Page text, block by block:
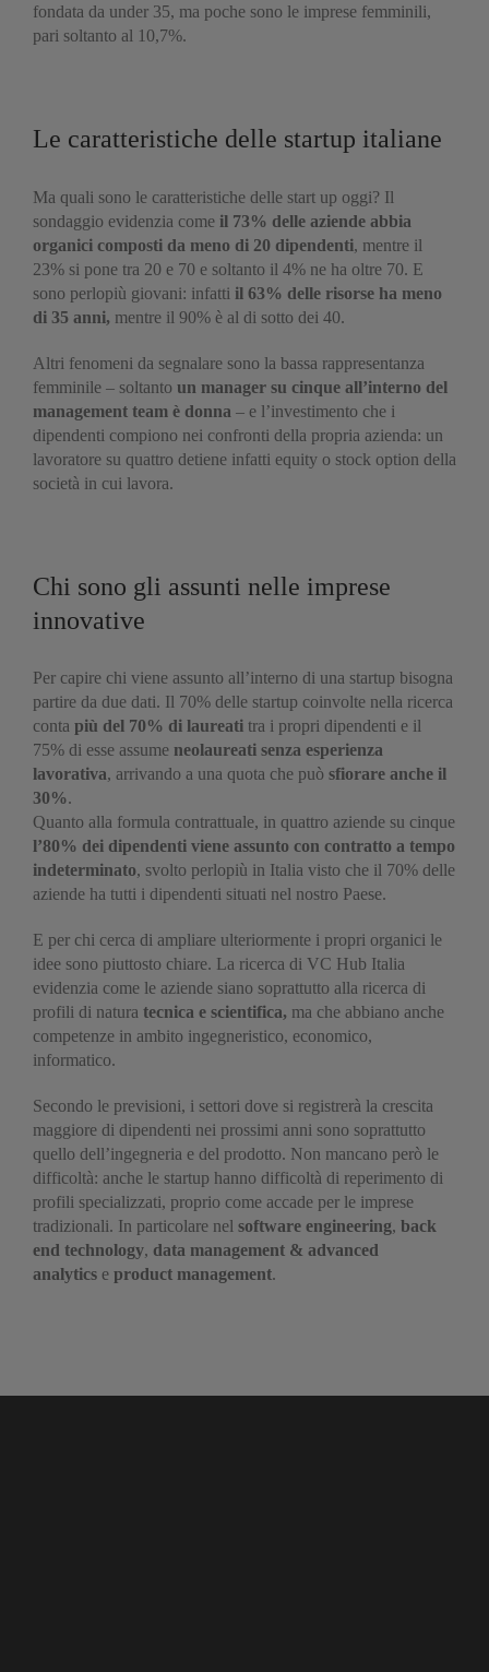
fondata da under 35, ma poche sono le imprese femminili,
pari soltanto al 10,7%.
Le caratteristiche delle startup italiane
Ma quali sono le caratteristiche delle start up oggi? Il
sondaggio evidenzia come il 73% delle aziende abbia
organici composti da meno di 20 dipendenti, mentre il
23% si pone tra 20 e 70 e soltanto il 4% ne ha oltre 70. E
sono perlopiù giovani: infatti il 63% delle risorse ha meno
di 35 anni, mentre il 90% è al di sotto dei 40.
Altri fenomeni da segnalare sono la bassa rappresentanza
femminile – soltanto un manager su cinque all’interno del
management team è donna – e l’investimento che i
dipendenti compiono nei confronti della propria azienda: un
lavoratore su quattro detiene infatti equity o stock option della
società in cui lavora.
Chi sono gli assunti nelle imprese
innovative
Per capire chi viene assunto all’interno di una startup bisogna
partire da due dati. Il 70% delle startup coinvolte nella ricerca
conta più del 70% di laureati tra i propri dipendenti e il
75% di esse assume neolaureati senza esperienza
lavorativa, arrivando a una quota che può sfiorare anche il
30%.
Quanto alla formula contrattuale, in quattro aziende su cinque
l’80% dei dipendenti viene assunto con contratto a tempo
indeterminato, svolto perlopiù in Italia visto che il 70% delle
aziende ha tutti i dipendenti situati nel nostro Paese.
E per chi cerca di ampliare ulteriormente i propri organici le
idee sono piuttosto chiare. La ricerca di VC Hub Italia
evidenzia come le aziende siano soprattutto alla ricerca di
profili di natura tecnica e scientifica, ma che abbiano anche
competenze in ambito ingegneristico, economico,
informatico.
Secondo le previsioni, i settori dove si registrerà la crescita
maggiore di dipendenti nei prossimi anni sono soprattutto
quello dell’ingegneria e del prodotto. Non mancano però le
difficoltà: anche le startup hanno difficoltà di reperimento di
profili specializzati, proprio come accade per le imprese
tradizionali. In particolare nel software engineering, back
end technology, data management & advanced
analytics e product management.